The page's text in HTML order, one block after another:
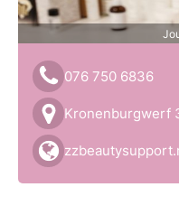
076 750 6836
Kronenburgwerf